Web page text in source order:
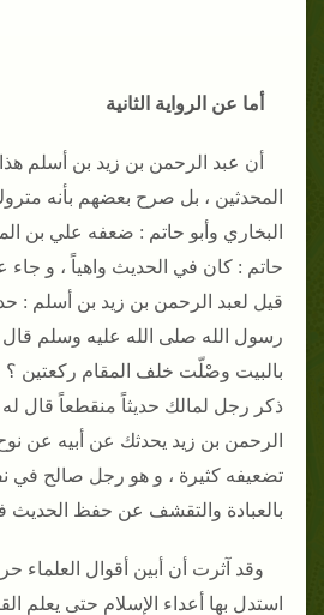
أما عن الرواية الثانية
أن عبد الرحمن بن زيد بن أسلم
المحدثين ، بل صرح بعضهم بأنه
البخاري وأبو حاتم : ضعفه علي بن
حاتم : كان في الحديث واهياً ، و جاء
قيل لعبد الرحمن بن زيد بن أسلم :
رسول الله صلى الله عليه وسلم
بالبيت وصْلّت خلف المقام ركعتين ؟
ذكر رجل لمالك حديثاً منقطعاً قال
الرحمن بن زيد يحدثك عن أبيه عن
تضعيفه كثيرة ، و هو رجل صالح في
بالعبادة والتقشف عن حفظ الحديث
وقد آثرت أن أبين أقوال العلماء
استدل بها أعداء الإسلام حتى يعلم